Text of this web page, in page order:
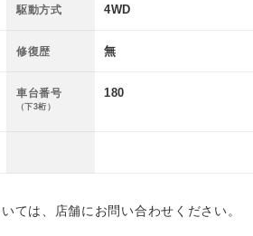
駆動方式 4WD
修復歴 無
車台番号
（下3桁）
180
ては、店舗にお問い合わせください。